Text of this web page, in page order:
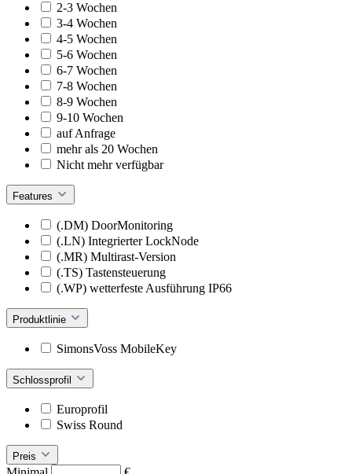
2-3 Wochen
3-4 Wochen
4-5 Wochen
5-6 Wochen
6-7 Wochen
7-8 Wochen
8-9 Wochen
9-10 Wochen
auf Anfrage
mehr als 20 Wochen
Nicht mehr verfügbar
Features
(.DM) DoorMonitoring
(.LN) Integrierter LockNode
(.MR) Multirast-Version
(.TS) Tastensteuerung
(.WP) wetterfeste Ausführung IP66
Produktlinie
SimonsVoss MobileKey
Schlossprofil
Europrofil
Swiss Round
Preis